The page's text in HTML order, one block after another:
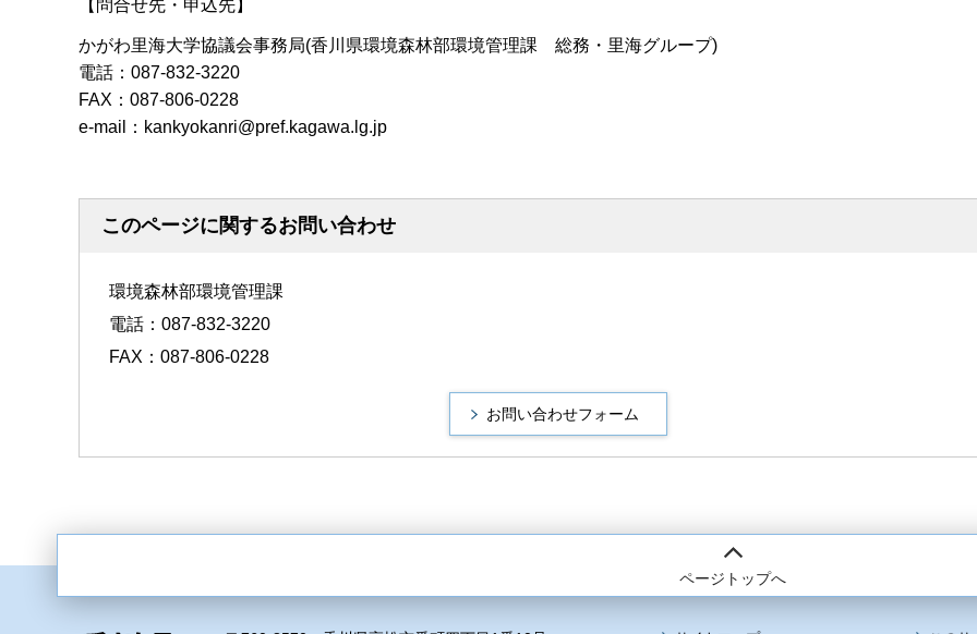
【問合せ先・申込先】
かがわ里海大学協議会事務局(香川県環境森林部環境管理課 総務・里海グループ)
電話：087-832-3220
FAX：087-806-0228
e-mail：kankyokanri@pref.kagawa.lg.jp
このページに関するお問い合わせ
環境森林部環境管理課
電話：087-832-3220
FAX：087-806-0228
ページトップへ